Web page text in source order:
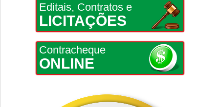
Editais, Contratos e
LICITAÇÕES
Contracheque
ONLINE